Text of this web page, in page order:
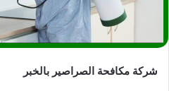
شركة مكافحة الصراصير بالخبر